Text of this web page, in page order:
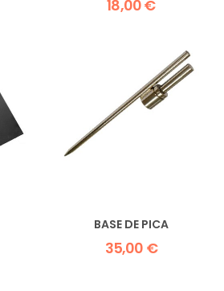
18,00 €
BASE DE PICA
35,00 €